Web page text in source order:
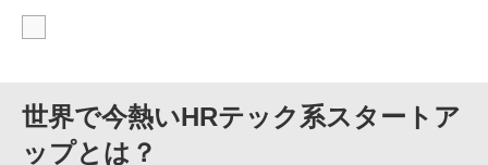
世界で今熱いHRテック系スタートア
ップとは？